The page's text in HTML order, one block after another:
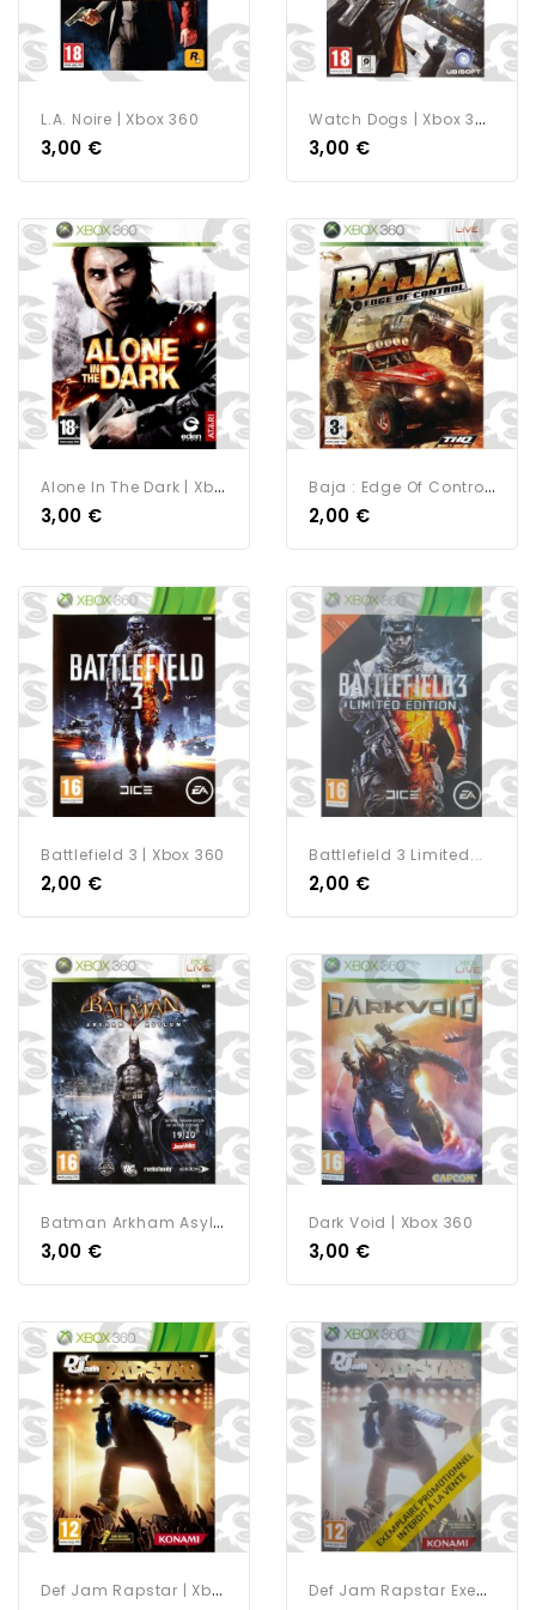
L.A. Noire | Xbox 360
3,00 €
W
Atch Dogs | Xbox 360
3,00 €
A
Lone In The Dark | Xbox 360
3,00 €
B
Aja : Edge Of Control |...
2,00 €
Battlefield 3 | Xbox 360
2,00 €
Battlefield 3 Limited...
2,00 €
B
Atman Arkham Asylum |...
3,00 €
Dark Void | Xbox 360
3,00 €
D
Ef Jam Rapstar | Xbox 360 D
Ef Jam Rapstar Exemplaire...